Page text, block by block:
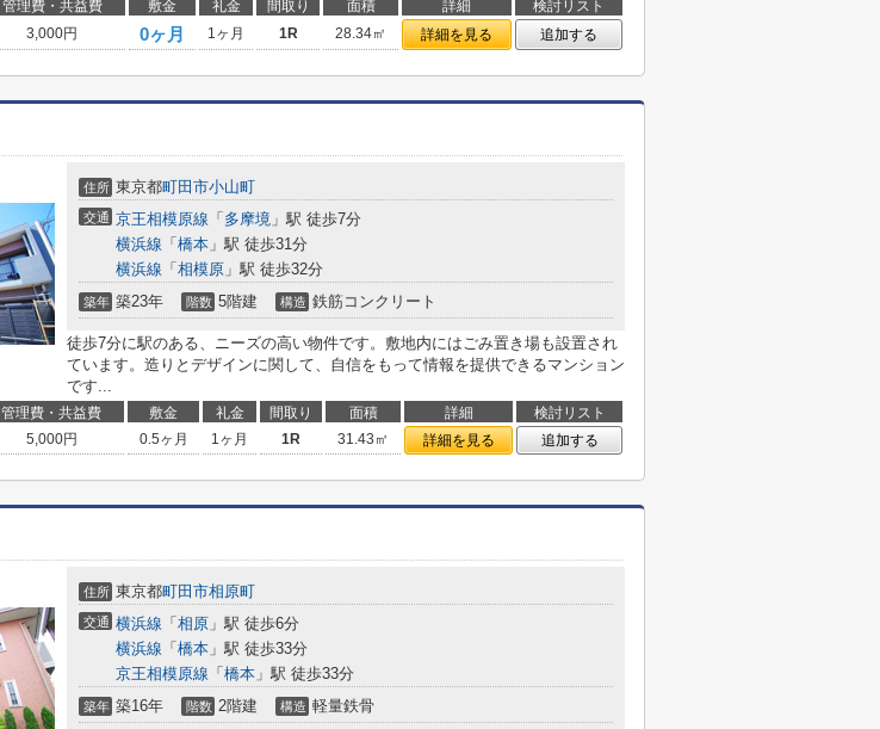
管理費・共益費 敷金 礼金 間取り 面積 詳細
検討リスト
3,000円 0ヶ月 1ヶ月 1R 28.34㎡ 詳細を見る 追加する
住所 東京都町田市小山町
交通 京王相模原線 「 多摩境 」駅 徒歩7分
横浜線 「 橋本 」駅 徒歩31分
横浜線 「 相模原 」駅 徒歩32分
築年 築23年 階数 5階建 構造 鉄筋コンクリート
徒歩7分に駅のある、ニーズの高い物件です。敷地内にはごみ置き場も設置され
ています。造りとデザインに関して、自信をもって情報を提供できるマンション
です...
管理費・共益費 敷金 礼金 間取り 面積 詳細
検討リスト
5,000円 0.5ヶ月 1ヶ月 1R 31.43㎡ 詳細を見る 追加する
住所 東京都町田市相原町
交通 横浜線 「 相原 」駅 徒歩6分
横浜線 「 橋本 」駅 徒歩33分
京王相模原線 「 橋本 」駅 徒歩33分
築年 築16年 階数 2階建 構造 軽量鉄骨